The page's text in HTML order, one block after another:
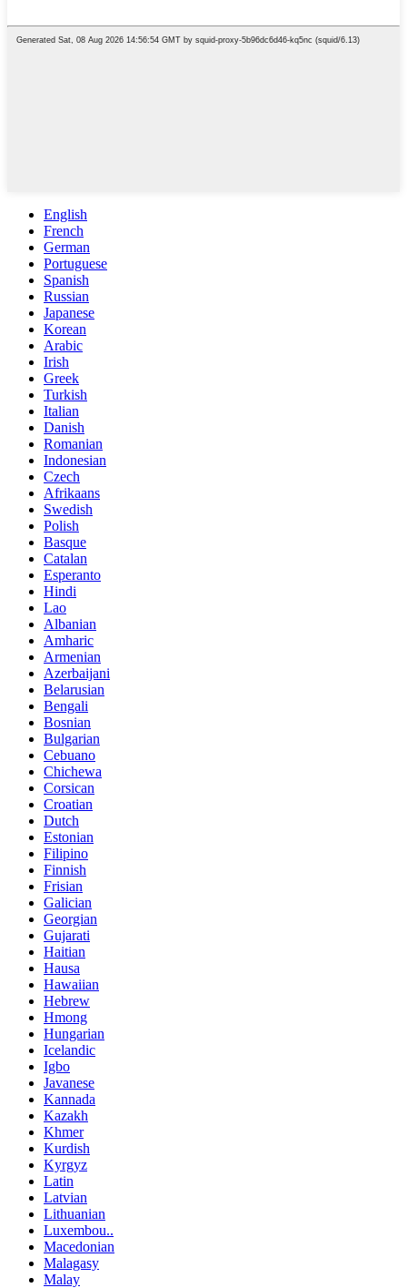
English
French
German
Portuguese
Spanish
Russian
Japanese
Korean
Arabic
Irish
Greek
Turkish
Italian
Danish
Romanian
Indonesian
Czech
Afrikaans
Swedish
Polish
Basque
Catalan
Esperanto
Hindi
Lao
Albanian
Amharic
Armenian
Azerbaijani
Belarusian
Bengali
Bosnian
Bulgarian
Cebuano
Chichewa
Corsican
Croatian
Dutch
Estonian
Filipino
Finnish
Frisian
Galician
Georgian
Gujarati
Haitian
Hausa
Hawaiian
Hebrew
Hmong
Hungarian
Icelandic
Igbo
Javanese
Kannada
Kazakh
Khmer
Kurdish
Kyrgyz
Latin
Latvian
Lithuanian
Luxembou..
Macedonian
Malagasy
Malay